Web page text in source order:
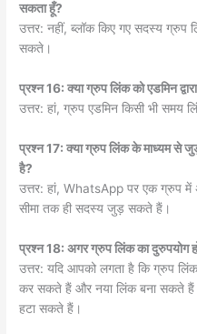
सकता हूँ?
उत्तर: नहीं, ब्लॉक किए गए सदस्य ग्रुप
सकते।
प्रश्न 16: क्या ग्रुप लिंक को एडमिन
उत्तर: हां, ग्रुप एडमिन किसी भी समय
प्रश्न 17: क्या ग्रुप लिंक के माध्यम से
है?
उत्तर: हां, WhatsApp पर एक ग्रुप
सीमा तक ही सदस्य जुड़ सकते हैं।
प्रश्न 18: अगर ग्रुप लिंक का दुरुपयोग
उत्तर: यदि आपको लगता है कि ग्रुप
कर सकते हैं और नया लिंक बना सकते
हटा सकते हैं।